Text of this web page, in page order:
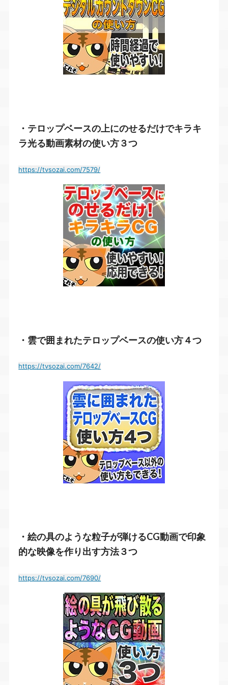
・テロップベースの上にのせるだけでキラキ
ラ光る動画素材の使い方３つ
https://tvsozai.com/7579/
・雲で囲まれたテロップベースの使い方４つ
https://tvsozai.com/7642/
・絵の具のような粒子が弾けるCG動画で印象
的な映像を作り出す方法３つ
https://tvsozai.com/7690/